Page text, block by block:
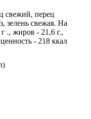
свежий, перец
зелень свежая. На
., жиров - 21,6 г.,
- 218 ккал